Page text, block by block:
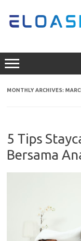
content
MONTHLY ARCHIVES:
5 Tips
Bersama